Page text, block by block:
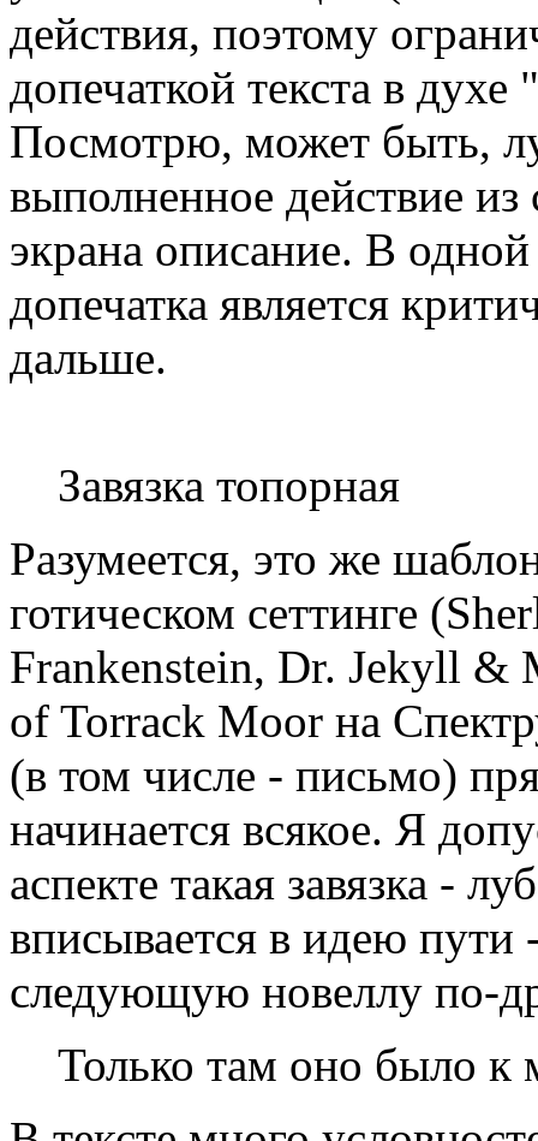
действия, поэтому
допечаткой текста в
Посмотрю, может быть,
выполненное действие из
экрана описание. В одной
допечатка является
дальше.
Завязка топорная
Разумеется, это же
готическом сеттинге
Frankenstein, Dr. Jekyll &
of Torrack Moor на
(в том числе - письмо)
начинается всякое. Я
аспекте такая завязка -
вписывается в идею пути
следующую новеллу по-
Только там оно было к